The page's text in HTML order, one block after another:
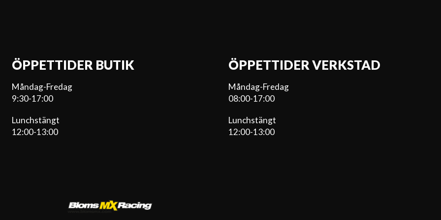
ÖPPETTIDER BUTIK
Måndag-Fredag
9:30-17:00
Lunchstängt
12:00-13:00
ÖPPETTIDER VERKSTAD
Måndag-Fredag
08:00-17:00
Lunchstängt
12:00-13:00